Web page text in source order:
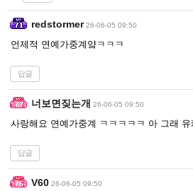
redstormer 26-06-05 09:50
언제적 연예가중계얔ㅋㅋㅋ
답글
너보면짖는개 26-06-05 09:50
사랑해요 연예가중계 ㅋㅋㅋㅋㅋ 아 그래
답글
V60 26-06-05 09:50